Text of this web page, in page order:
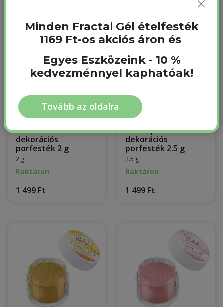
Fractal Aurora Green
Zöld Sarki fény
Csillám Étel
dekorációs
porfesték 2 g
2 g
Raktáron
1 499 Ft
Fractal Frozen Blue
Jégkristály kék
csillámpor Étel
dekorációs
porfesték 2.5 g
2.5 g
Raktáron
1 499 Ft
Minden Fractal Gél ételfesték
1169 Ft-os akciós áron és
Egyes Eszközeink - 10 %
kedvezménnyel kaphatóak!
Tovább az oldalra